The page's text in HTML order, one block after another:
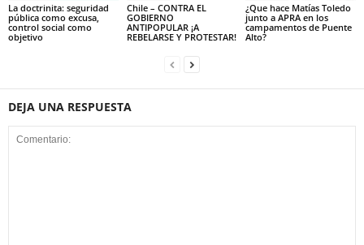
La doctrinita: seguridad
pública como excusa,
control social como
objetivo
Chile – CONTRA EL
GOBIERNO
ANTIPOPULAR ¡A
REBELARSE Y PROTESTAR!
¿Que hace Matías Toledo
junto a APRA en los
campamentos de Puente
Alto?
DEJA UNA RESPUESTA